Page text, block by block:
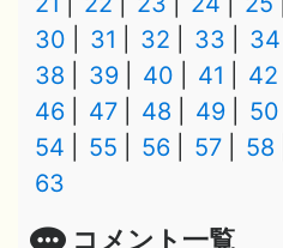
30
31 32 33 34
38
39 40 41 42
46
47 48 49 50
54
55 56 57 58
63
コメント一覧